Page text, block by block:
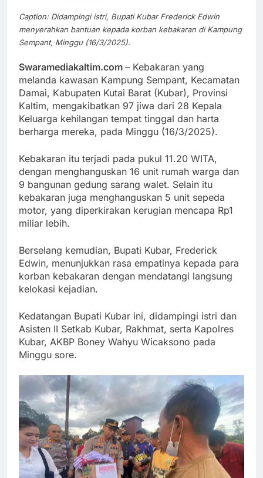
Caption: Didampingi istri, Bupati Kubar Frederick Edwin
menyerahkan bantuan kepada korban kebakaran di Kampung
Sempant, Minggu (16/3/2025).
Swaramediakaltim.com – Kebakaran yang
melanda kawasan Kampung Sempant, Kecamatan
Damai, Kabupaten Kutai Barat (Kubar), Provinsi
Kaltim, mengakibatkan 97 jiwa dari 28 Kepala
Keluarga kehilangan tempat tinggal dan harta
berharga mereka, pada Minggu (16/3/2025).
Kebakaran itu terjadi pada pukul 11.20 WITA,
dengan menghanguskan 16 unit rumah warga dan
9 bangunan gedung sarang walet. Selain itu
kebakaran juga menghanguskan 5 unit sepeda
motor, yang diperkirakan kerugian mencapa Rp1
miliar lebih.
Berselang kemudian, Bupati Kubar, Frederick
Edwin, menunjukkan rasa empatinya kepada para
korban kebakaran dengan mendatangi langsung
kelokasi kejadian.
Kedatangan Bupati Kubar ini, didampingi istri dan
Asisten II Setkab Kubar, Rakhmat, serta Kapolres
Kubar, AKBP Boney Wahyu Wicaksono pada
Minggu sore.